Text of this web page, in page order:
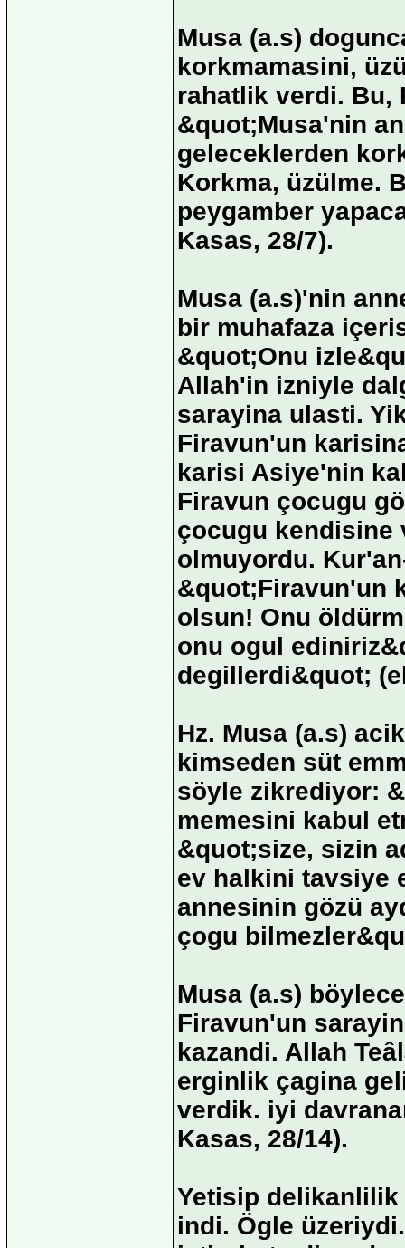
Musa (a.s)
korkmamasini,
rahatlik verdi. Bu,
&quot;Musa'nin
geleceklerden
Korkma, üzülme.
peygamber
Kasas, 28/7).
Musa (a.s)'nin
bir muhafaza
&quot;Onu
Allah'in izniyle
sarayina ulasti.
Firavun'un
karisi Asiye'nin
Firavun çocugu
çocugu kendisine
olmuyordu.
&quot;Firavun'un
olsun! Onu
onu ogul
degillerdi&quot;
Hz. Musa (a.s)
kimseden süt
söyle zikrediyor:
memesini kabul
&quot;size, sizin
ev halkini tavsiye
annesinin gözü
çogu
Musa (a.s)
Firavun'un
kazandi. Allah
erginlik çagina
verdik. iyi
Kasas, 28/14).
Yetisip delikanlilik
indi. Ögle